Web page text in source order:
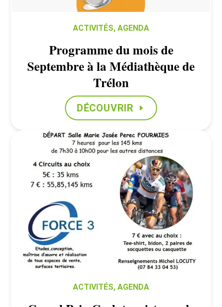
ACTIVITÉS, AGENDA
Programme du mois de
Septembre à la Médiathèque de
Trélon
DÉCOUVRIR
ACTIVITÉS, AGENDA